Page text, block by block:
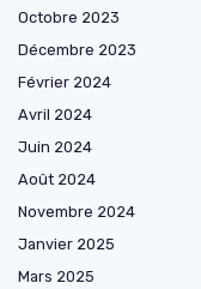
Octobre 2023
Décembre 2023
Février 2024
Avril 2024
Juin 2024
Août 2024
Novembre 2024
Janvier 2025
Mars 2025